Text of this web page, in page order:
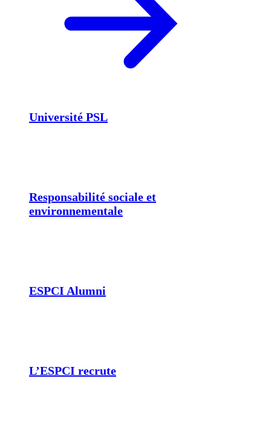
Université PSL
Responsabilité sociale et
environnementale
ESPCI Alumni
L’ESPCI recrute